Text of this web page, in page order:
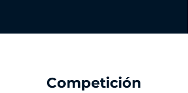
Competición